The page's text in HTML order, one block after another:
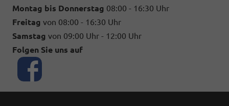
Montag bis Donnerstag 08:00 - 16:30 Uhr
Freitag von 08:00 - 16:30 Uhr
Samstag von 09:00 Uhr - 12:00 Uhr
Folgen Sie uns auf